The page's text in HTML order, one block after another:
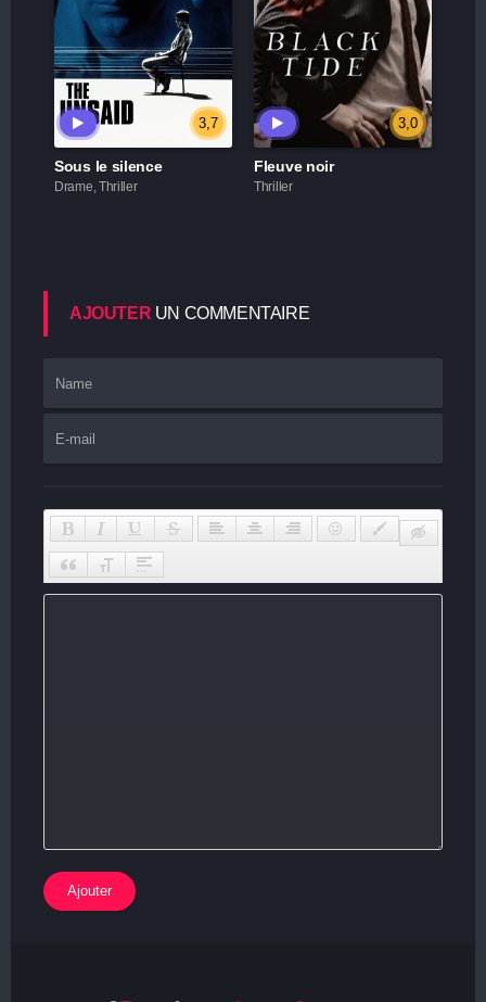
3,7
Sous le silence
Drame, Thriller
3,0
Fleuve noir
Thriller
AJOUTER UN COMMENTAIRE
Ajouter